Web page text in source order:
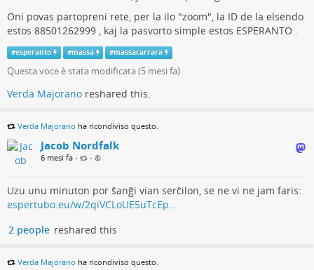
2026-03-07 14:57:10
Hieraŭ, la matematika gea teamo de nia lernejo
Majoranade #Torinogajnis la rajton eniri la naciajn
duonfinalojn de #MatematikajOlimpikoj
Tioj okazos en majo en #
Cesenatico
La konkurado estis tre malfacila. En #
venkontaj.
La teamo de nia lernejo trafis la sesan lokon. Oni povas
rigardi laordigan liston
tutanhistorion de la konkuro.
Nia teamo gajnis 934 poentojn. La antaŭa teamo, nur 29
Ĉi-jare la ina teamo ne gajnis la finalon, nur por unu
Oni povas partopreni rete, per la ilo "zoom", la ID de la elsendo
estos 88501262999 , kaj la pasvorto simple estos ESPERANTO .
#esperanto #massa #massacarrara
Questa voce è stata modificata (5 mesi fa)
Verda Majorano reshared this.
Verda Majorano ha ricondiviso questo.
Jacob Nordfalk
6 mesi fa • •
Uzu unu minuton por ŝanĝi vian serĉilon, se ne vi ne jam faris:
espertubo.eu/w/2qiVCLoUE5uTcEp…
2 people reshared this
Verda Majorano ha ricondiviso questo.